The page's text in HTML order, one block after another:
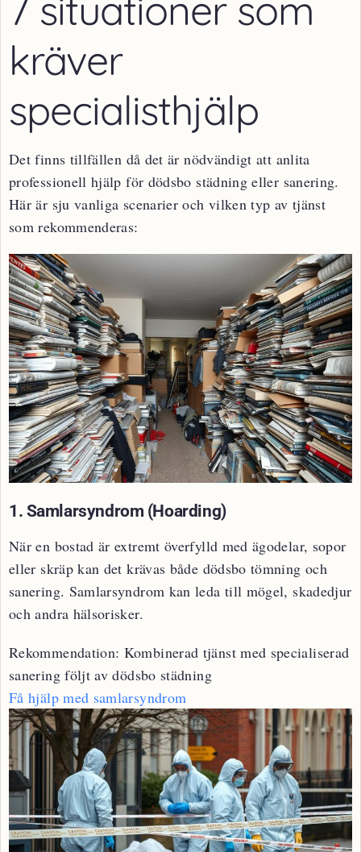
7 situationer som
kräver
specialisthjälp
Det finns tillfällen då det är nödvändigt att anlita
professionell hjälp för dödsbo städning eller sanering.
Här är sju vanliga scenarier och vilken typ av tjänst
som rekommenderas:
1. Samlarsyndrom (Hoarding)
När en bostad är extremt överfylld med ägodelar, sopor
eller skräp kan det krävas både dödsbo tömning och
sanering. Samlarsyndrom kan leda till mögel, skadedjur
och andra hälsorisker.
Rekommendation: Kombinerad tjänst med specialiserad
sanering följt av dödsbo städning
Få hjälp med samlarsyndrom